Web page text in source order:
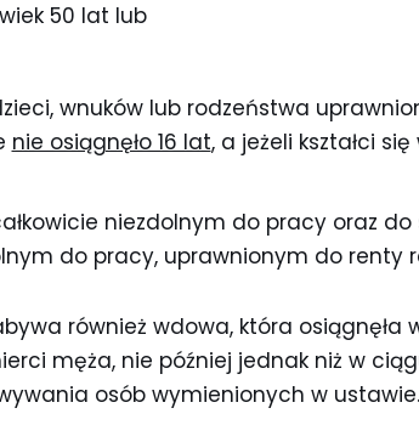
50 lat lub
wnuków lub rodzeństwa
nie osiągnęło 16 lat, a jeżeli kształci
niezdolnym do pracy oraz
do pracy, uprawnionym do renty
również wdowa, która osiągnęła
męża, nie później jednak niż w
osób wymienionych w ustawie.